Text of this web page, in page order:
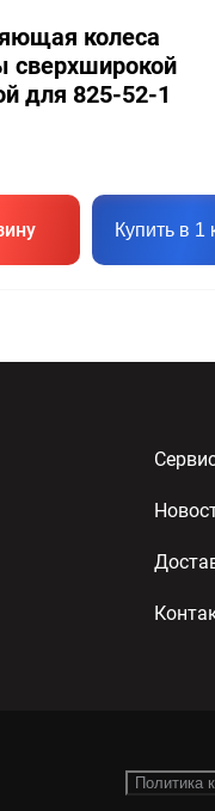
колеса
сверхширокой
для 825-52-1
Купить в 1
Политика